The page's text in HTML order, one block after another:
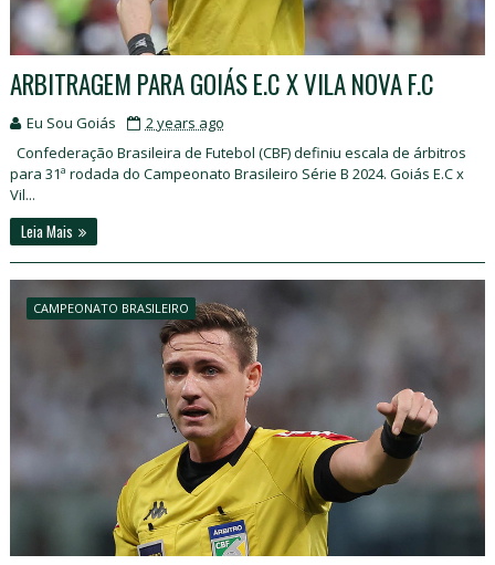
ARBITRAGEM PARA GOIÁS E.C X VILA NOVA F.C
Eu Sou Goiás
2 years ago
Confederação Brasileira de Futebol (CBF) definiu escala de árbitros
para 31ª rodada do Campeonato Brasileiro Série B 2024. Goiás E.C x
Vil...
Leia Mais
CAMPEONATO BRASILEIRO